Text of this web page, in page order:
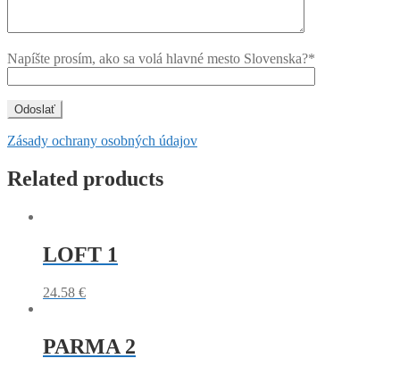
Napíšte prosím, ako sa volá hlavné mesto Slovenska?*
Zásady ochrany osobných údajov
Related products
LOFT 1
24.58 €
PARMA 2